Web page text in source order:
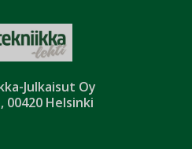
Julkaisut Oy
00420 Helsinki